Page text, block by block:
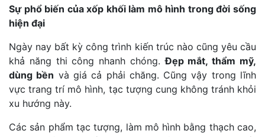
Sự phổ biến của xốp khối làm mô hình trong đời sống
hiện đại
Ngày nay bất kỳ công trình kiến trúc nào cũng yêu cầu
khả năng thi công nhanh chóng.Đẹp mắt, thẩm mỹ,
dùng bền và giá cả phải chăng. Cũng vậy trong lĩnh
vực trang trí mô hình, tạc tượng cung không tránh khỏi
xu hướng này.
Các sản phẩm tạc tượng, làm mô hình bằng thạch cao,